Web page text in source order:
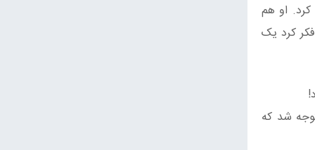
پاف بال با وزن نزدیک 36 پوند (16 کیلوگرم) پیدا کرد. او هم
کرد یک
شد که